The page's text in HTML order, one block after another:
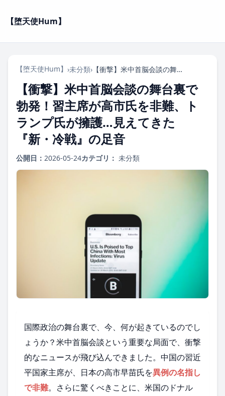
【堕天使Hum】
【堕天使Hum】 ›未分類› 【衝撃】米中首脳会談の舞台裏で勃発！習主席が高市氏を非難、トランプ氏が擁護…見えてきた『新・冷戦』の足音
【衝撃】米中首脳会談の舞台裏で
勃発！習主席が高市氏を非難、ト
ランプ氏が擁護…見えてきた
『新・冷戦』の足音
公開日： 2026-05-24カテゴリ： 未分類
国際政治の舞台裏で、今、何が起きているのでし
ょうか？米中首脳会談という重要な局面で、衝撃
的なニュースが飛び込んできました。中国の習近
平国家主席が、日本の高市早苗氏を異例の名指し
で非難。さらに驚くべきことに、米国のドナル